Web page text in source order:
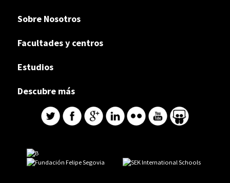
Sobre Nosotros
Facultades y centros
Estudios
Descubre más